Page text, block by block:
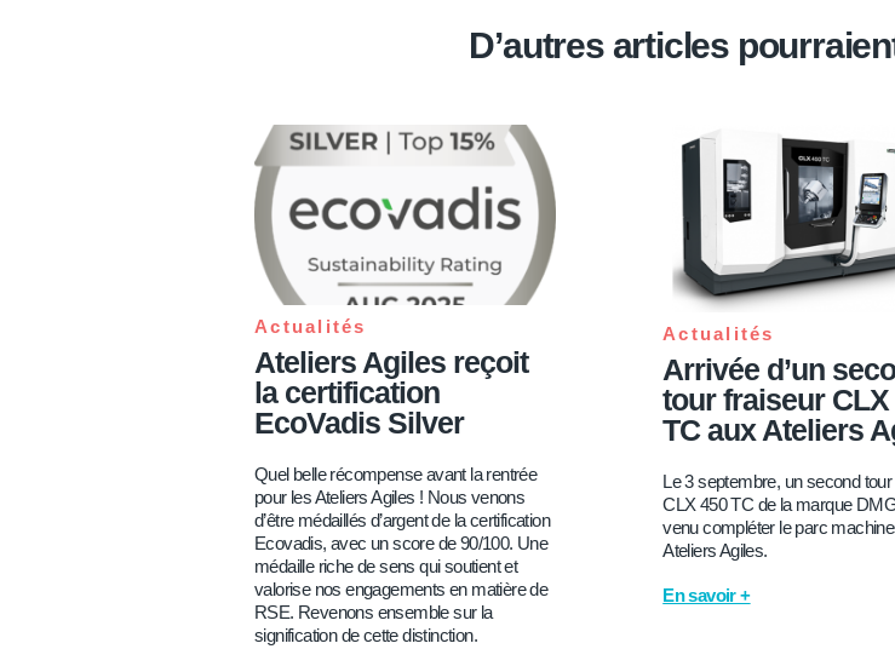
D’autres articles
Actualités
Ateliers Agiles reçoit
la certification
EcoVadis Silver
Quel belle récompense avant la rentrée
pour les Ateliers Agiles ! Nous venons
d’être médaillés d’argent de la certification
Ecovadis, avec un score de 90/100. Une
médaille riche de sens qui soutient et
valorise nos engagements en matière de
RSE. Revenons ensemble sur la
signification de cette distinction.
Actualités
Arrivée d’un
tour fraiseur CLX
TC aux Ateliers
Le 3 septembre, un second
CLX 450 TC de la marque
venu compléter le parc
Ateliers Agiles.
En savoir +